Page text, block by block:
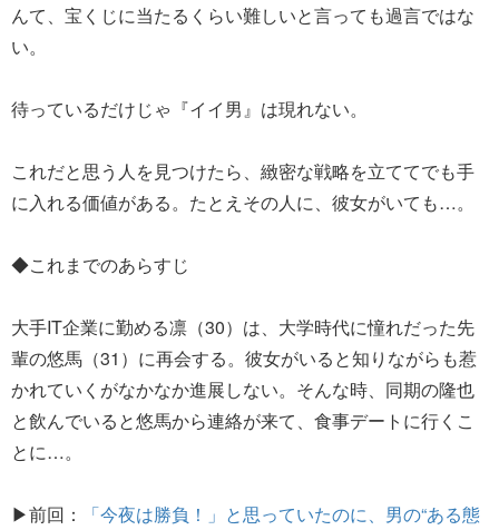
んて、宝くじに当たるくらい難しいと言っても過言ではな
い。
待っているだけじゃ『イイ男』は現れない。
これだと思う人を見つけたら、緻密な戦略を立ててでも手
に入れる価値がある。たとえその人に、彼女がいても…。
◆これまでのあらすじ
大手IT企業に勤める凛（30）は、大学時代に憧れだった先
輩の悠馬（31）に再会する。彼女がいると知りながらも惹
かれていくがなかなか進展しない。そんな時、同期の隆也
と飲んでいると悠馬から連絡が来て、食事デートに行くこ
とに…。
▶前回：
「今夜は勝負！」と思っていたのに、男の“ある態